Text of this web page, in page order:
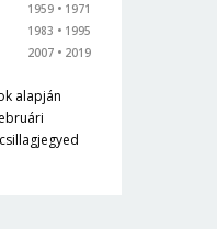
1959
1971
1983
1995
2007
2019
alapján